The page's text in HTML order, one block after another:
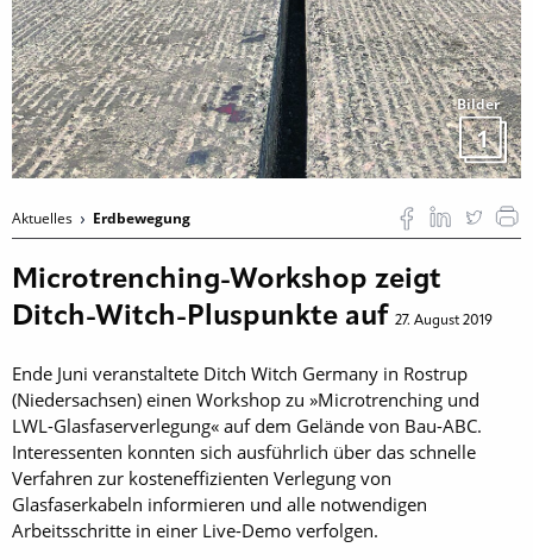
Bilder
1
Aktuelles Erdbewegung
Microtrenching-Workshop zeigt
Ditch-Witch-Pluspunkte auf 27. August 2019
Ende Juni veranstaltete Ditch Witch Germany in Rostrup
(Niedersachsen) einen Workshop zu »Microtrenching und
LWL-Glasfaserverlegung« auf dem Gelände von Bau-ABC.
Interessenten konnten sich ausführlich über das schnelle
Verfahren zur kosteneffizienten Verlegung von
Glasfaserkabeln informieren und alle notwendigen
Arbeitsschritte in einer Live-Demo verfolgen.